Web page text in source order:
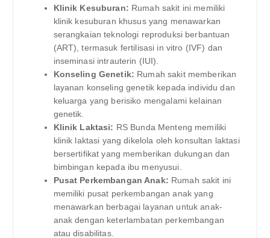
Klinik Kesuburan: Rumah sakit ini memiliki
klinik kesuburan khusus yang menawarkan
serangkaian teknologi reproduksi berbantuan
(ART), termasuk fertilisasi in vitro (IVF) dan
inseminasi intrauterin (IUI).
Konseling Genetik: Rumah sakit memberikan
layanan konseling genetik kepada individu dan
keluarga yang berisiko mengalami kelainan
genetik.
Klinik Laktasi: RS Bunda Menteng memiliki
klinik laktasi yang dikelola oleh konsultan laktasi
bersertifikat yang memberikan dukungan dan
bimbingan kepada ibu menyusui.
Pusat Perkembangan Anak: Rumah sakit ini
memiliki pusat perkembangan anak yang
menawarkan berbagai layanan untuk anak-
anak dengan keterlambatan perkembangan
atau disabilitas.